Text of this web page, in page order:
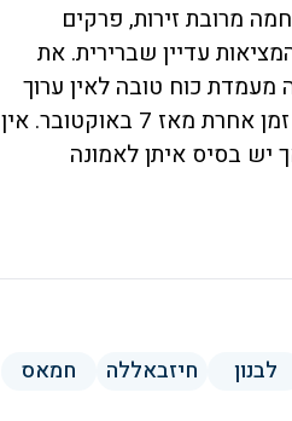
מרובת זירות, פרקים
עדיין שברירית. את
כוח טובה לאין ערוך
מזו שבה הייתה בכל נקודת זמן אחרת מאז 7 באוקטובר. אין
יש בסיס איתן לאמונה
לבנון חיזבאללה חמאס